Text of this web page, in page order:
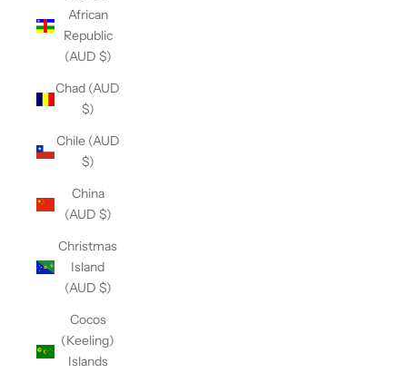
African
Republic
(AUD $)
Chad (AUD
$)
Chile (AUD
$)
China
(AUD $)
Christmas
Island
(AUD $)
Cocos
(Keeling)
Islands